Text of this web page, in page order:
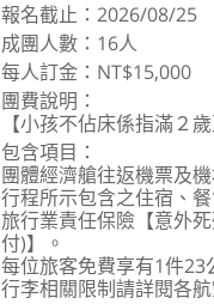
報名截止：2026/08/25
成團人數：16人
每人訂金：NT$15,000
團費說明：
【小孩不佔床係指滿２
包含項目：
團體經濟艙往返機票及
行程所示包含之住宿、
旅行業責任保險【意外
付)】。
每位旅客免費享有1件
行李相關限制請詳閱各